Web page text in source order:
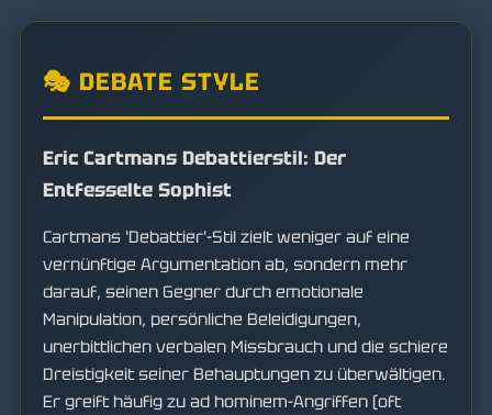
🎭 DEBATE STYLE
Eric Cartmans Debattierstil: Der
Entfesselte Sophist
Cartmans 'Debattier'-Stil zielt weniger auf eine
vernünftige Argumentation ab, sondern mehr
darauf, seinen Gegner durch emotionale
Manipulation, persönliche Beleidigungen,
unerbittlichen verbalen Missbrauch und die schiere
Dreistigkeit seiner Behauptungen zu überwältigen.
Er greift häufig zu ad hominem-Angriffen (oft